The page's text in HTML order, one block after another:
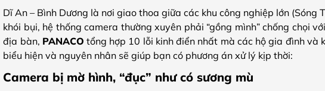
Dĩ An – Bình Dương là nơi giao thoa giữa các khu công nghiệp lớn
khói bụi, hệ thống camera thường xuyên phải “gồng mình” chống chọi
địa bàn, PANACO tổng hợp 10 lỗi kinh điển nhất mà các hộ gia đình
biểu hiện và nguyên nhân sẽ giúp bạn có phương án xử lý kịp thời:
Camera bị mờ hình, “đục” như có sương mù